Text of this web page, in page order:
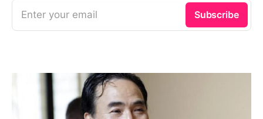
Enter your email Subscribe